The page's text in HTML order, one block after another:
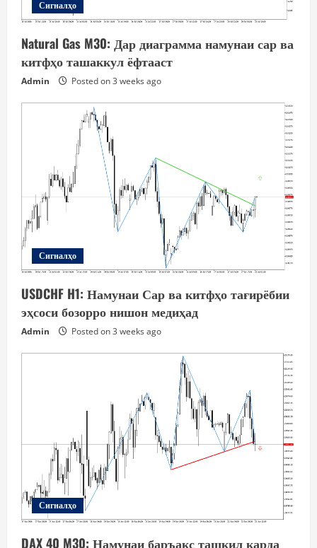
Сигналҳо
Natural Gas M30: Дар диаграмма намунаи сар ва
китфҳо ташаккул ёфтааст
Admin Posted on 3 weeks ago
Сигналҳо
USDCHF H1: Намунаи Сар ва китфҳо тағирёбии
эҳсоси бозорро нишон медиҳад
Admin Posted on 3 weeks ago
Сигналҳо
DAX 40 M30: Намунаи баръакс ташкил карда